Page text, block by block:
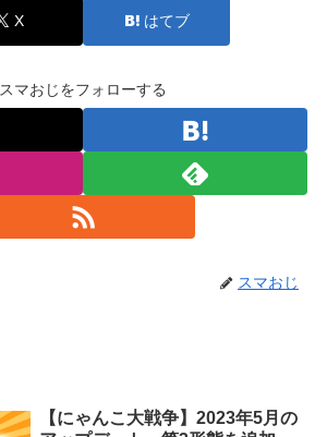
X はてブ
スマおじをフォローする
スマおじ
【にゃんこ大戦争】2023年5月の